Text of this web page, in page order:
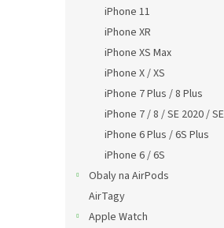
iPhone 11
iPhone XR
iPhone XS Max
iPhone X / XS
iPhone 7 Plus / 8 Plus
iPhone 7 / 8 / SE 2020 /
iPhone 6 Plus / 6S Plus
iPhone 6 / 6S
Obaly na AirPods
AirTagy
Apple Watch